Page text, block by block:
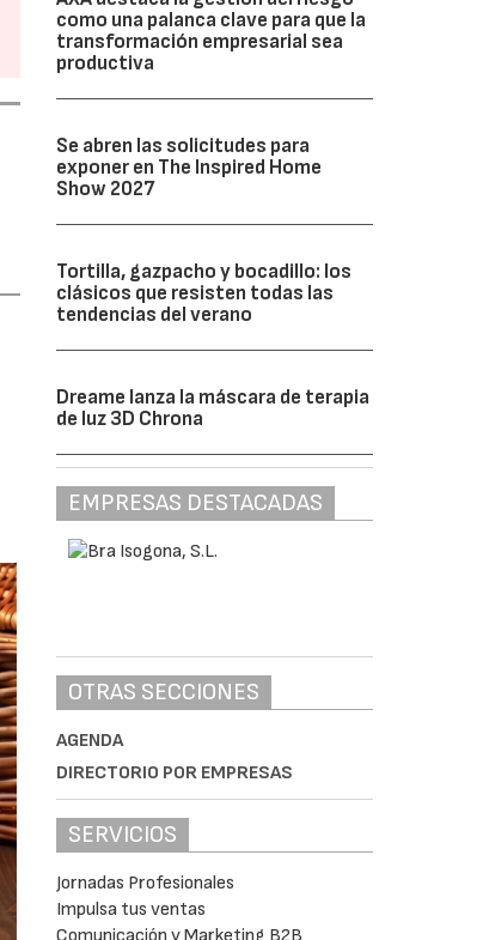
como una palanca clave para que la
transformación empresarial sea
productiva
Se abren las solicitudes para
exponer en The Inspired Home
Show 2027
Tortilla, gazpacho y bocadillo: los
clásicos que resisten todas las
tendencias del verano
Dreame lanza la máscara de terapia
de luz 3D Chrona
EMPRESAS DESTACADAS
OTRAS SECCIONES
AGENDA
DIRECTORIO POR EMPRESAS
SERVICIOS
Jornadas Profesionales
Impulsa tus ventas